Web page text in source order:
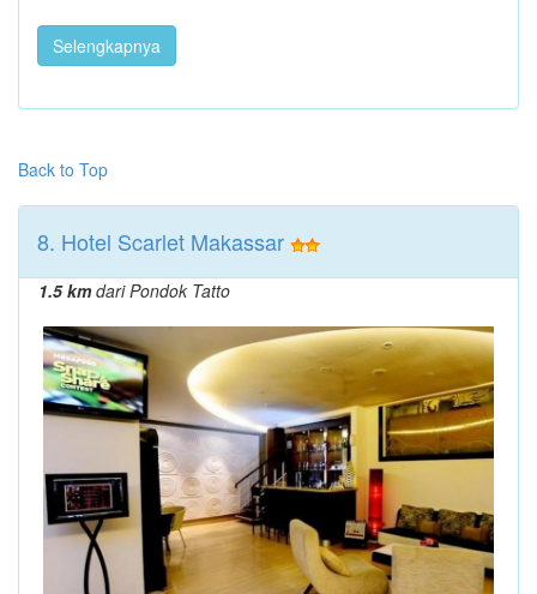
Selengkapnya
Back to Top
8. Hotel Scarlet Makassar
1.5 kmdari Pondok Tatto